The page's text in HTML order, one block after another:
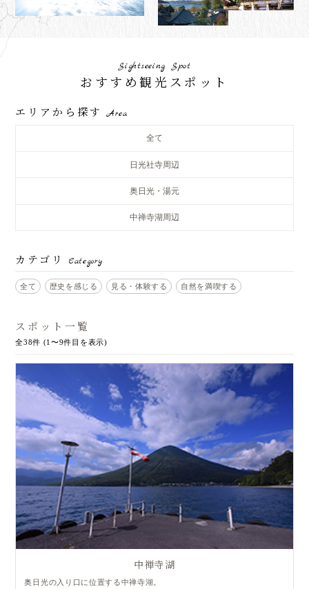
Sightseeing Spot
おすすめ観光スポット
エリアから探す Area
全て
日光社寺周辺
奥日光・湯元
中禅寺湖周辺
カテゴリ Category
全て 歴史を感じる 見る・体験する 自然を満喫する
スポット一覧
全38件 (1〜9件目を表示)
中禅寺湖
奥日光の入り口に位置する中禅寺湖。